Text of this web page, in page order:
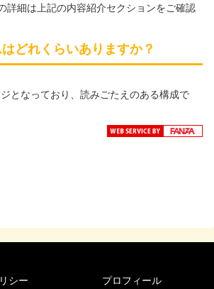
詳細は上記の内容紹介セクションをご確認
どれくらいありますか？
となっており、読みごたえのある構成で
シー プロフィール